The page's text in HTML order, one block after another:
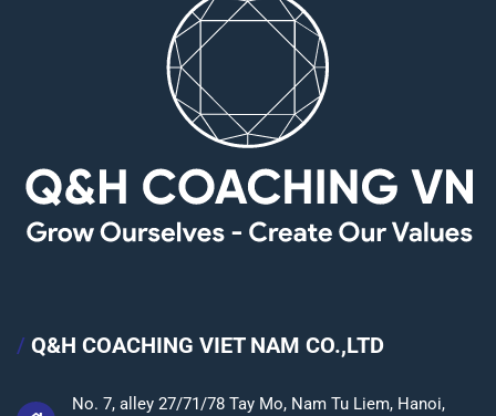
/ Q&H COACHING VIET NAM CO.,LTD
No. 7, alley 27/71/78 Tay Mo, Nam Tu Liem, Hanoi,